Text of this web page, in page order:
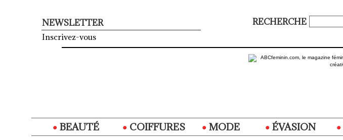
NEWSLETTER
Inscrivez-vous
RECHERCHE
BEAUTÉ COIFFURES MODE ÉVASION